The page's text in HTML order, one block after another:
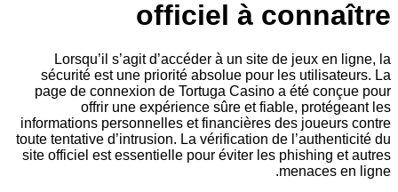
officiel à
Lorsqu’il s’agit d’accéder à un site de jeux
sécurité est une priorité absolue pour les
page de connexion de Tortuga Casino a été
offrir une expérience sûre et fiable,
informations personnelles et financières des
toute tentative d’intrusion. La vérification de
site officiel est essentielle pour éviter les